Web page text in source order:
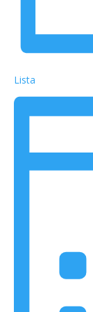
Lista